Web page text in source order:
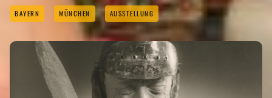
BAYERN MÜNCHEN AUSSTELLUNG